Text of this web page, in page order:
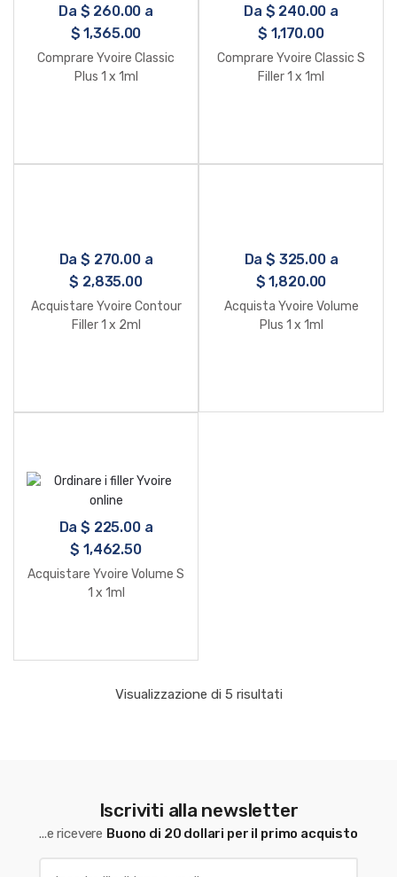
Da $ 260.00 a
$ 1,365.00
Comprare Yvoire Classic
Plus 1 x 1ml
Da $ 240.00 a
$ 1,170.00
Comprare Yvoire Classic S
Filler 1 x 1ml
Da$ 270.00a
$ 2,835.00
Acquistare Yvoire Contour
Filler 1 x 2ml
Da$ 325.00a
$ 1,820.00
Acquista Yvoire Volume
Plus 1 x 1ml
Da$ 225.00a
$ 1,462.50
Acquistare Yvoire Volume S
1 x 1ml
Visualizzazione di 5 risultati
Iscriviti alla newsletter
...e ricevere Buono di 20 dollari per il primo acquisto